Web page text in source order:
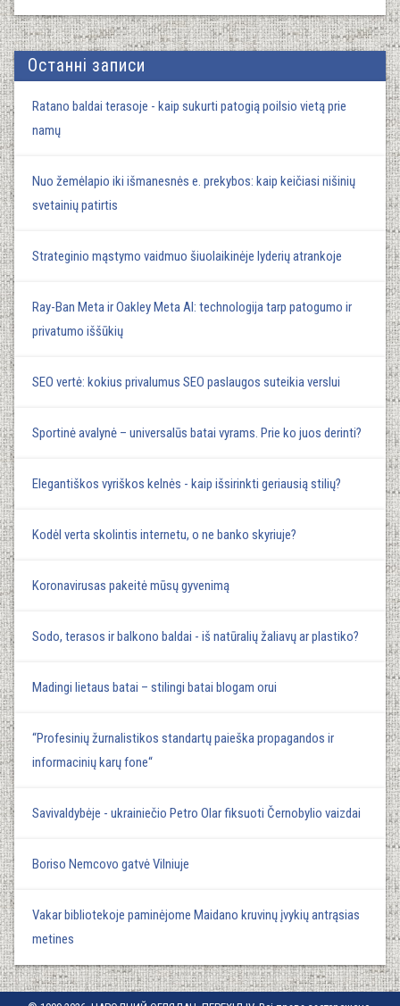
Останні записи
Ratano baldai terasoje - kaip sukurti patogią poilsio vietą prie
namų
Nuo žemėlapio iki išmanesnės e. prekybos: kaip keičiasi nišinių
svetainių patirtis
Strateginio mąstymo vaidmuo šiuolaikinėje lyderių atrankoje
Ray-Ban Meta ir Oakley Meta AI: technologija tarp patogumo ir
privatumo iššūkių
SEO vertė: kokius privalumus SEO paslaugos suteikia verslui
Sportinė avalynė – universalūs batai vyrams. Prie ko juos derinti?
Elegantiškos vyriškos kelnės - kaip išsirinkti geriausią stilių?
Kodėl verta skolintis internetu, o ne banko skyriuje?
Koronavirusas pakeitė mūsų gyvenimą
Sodo, terasos ir balkono baldai - iš natūralių žaliavų ar plastiko?
Madingi lietaus batai – stilingi batai blogam orui
“Profesinių žurnalistikos standartų paieška propagandos ir
informacinių karų fone“
Savivaldybėje - ukrainiečio Petro Olar fiksuoti Černobylio vaizdai
Boriso Nemcovo gatvė Vilniuje
Vakar bibliotekoje paminėjome Maidano kruvinų įvykių antrąsias
metines